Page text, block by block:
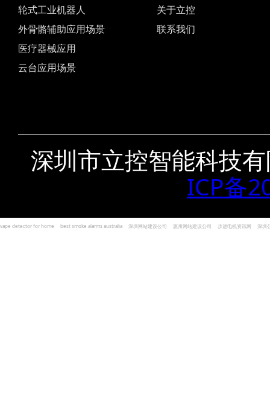
轮式工业机器人
外骨骼辅助应用场景
医疗器械应用
云台应用场景
关于立控
联系我们
深圳市立控智能科技
ICP备
vape detector for home best smoke alarms australia 深圳网站建设公司 惠州网站建设公司 步进电机资讯网 深圳